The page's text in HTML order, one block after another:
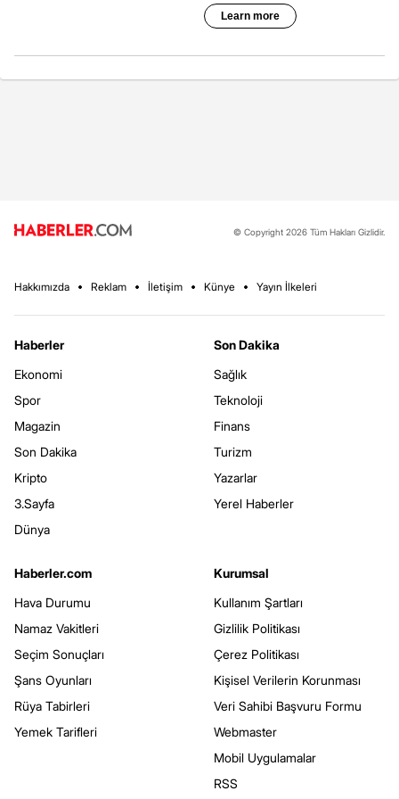
© Copyright 2026 Tüm Hakları Gizlidir.
Hakkımızda Reklam İletişim Künye Yayın İlkeleri
Haberler
Ekonomi
Spor
Magazin
Son Dakika
Kripto
3.Sayfa
Dünya
Son Dakika
Sağlık
Teknoloji
Finans
Turizm
Yazarlar
Yerel Haberler
Haberler.com
Hava Durumu
Namaz Vakitleri
Seçim Sonuçları
Şans Oyunları
Rüya Tabirleri
Yemek Tarifleri
Kurumsal
Kullanım Şartları
Gizlilik Politikası
Çerez Politikası
Kişisel Verilerin Korunması
Veri Sahibi Başvuru Formu
Webmaster
Mobil Uygulamalar
RSS